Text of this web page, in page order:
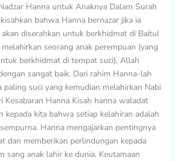
Hanna untuk Anaknya Dalam Surah
bahwa Hanna bernazar jika ia
diserahkan untuk berkhidmat di Baitul
seorang anak perempuan (yang
berkhidmat di tempat suci), Allah
sangat baik. Dari rahim Hanna-lah
paling suci yang kemudian melahirkan Nabi
Kesabaran Hanna Kisah hanna waladat
kepada kita bahwa setiap kelahiran adalah
Hanna mengajarkan pentingnya
dan memberikan perlindungan kepada
sang anak lahir ke dunia. Keutamaan